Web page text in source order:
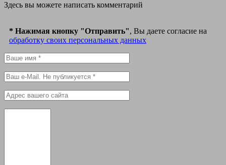
Здесь вы можете написать комментарий
* Нажимая кнопку "Отправить", Вы даете согласие на
обработку своих персональных данных